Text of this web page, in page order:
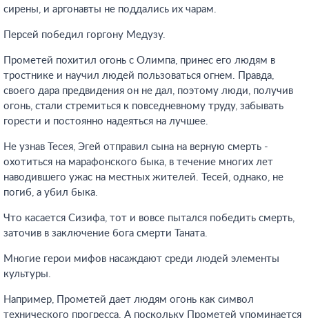
сирены, и аргонавты не поддались их чарам.
Персей победил горгону Медузу.
Прометей похитил огонь с Олимпа, принес его людям в
тростнике и научил людей пользоваться огнем. Правда,
своего дара предвидения он не дал, поэтому люди, получив
огонь, стали стремиться к повседневному труду, забывать
горести и постоянно надеяться на лучшее.
Не узнав Тесея, Эгей отправил сына на верную смерть -
охотиться на марафонского быка, в течение многих лет
наводившего ужас на местных жителей. Тесей, однако, не
погиб, а убил быка.
Что касается Сизифа, тот и вовсе пытался победить смерть,
заточив в заключение бога смерти Таната.
Многие герои мифов насаждают среди людей элементы
культуры.
Например, Прометей дает людям огонь как символ
технического прогресса. А поскольку Прометей упоминается